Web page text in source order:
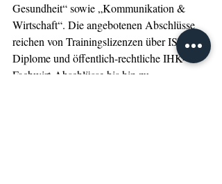
Gesundheit“ sowie „Kommunikation &
Wirtschaft“. Die angebotenen Abschlüsse
reichen von Trainingslizenzen über IST-
Diplome und öffentlich-rechtliche IHK-
Fachwirt-Abschlüsse bis hin zu